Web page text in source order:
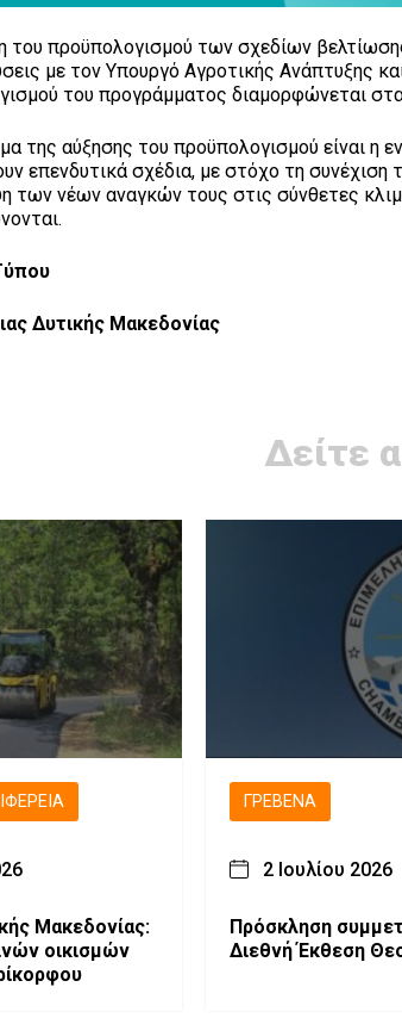
του προϋπολογισμού των σχεδίων
με τον Υπουργό Αγροτικής Ανάπτυξης
του προγράμματος διαμορφώνεται
της αύξησης του προϋπολογισμού είναι η
επενδυτικά σχέδια, με στόχο τη
των νέων αναγκών τους στις σύνθετες
Δυτικής Μακεδονίας
Δείτε
Μακεδονίας:
οικισμών
ΓΡΕΒΕΝΆ
2 Ιουλίου 2026
Πρόσκληση
Διεθνή Έκθεση